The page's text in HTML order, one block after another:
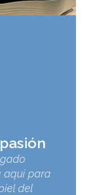
aquí para
del